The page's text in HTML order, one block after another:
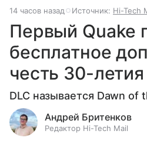
14 часов назад Источник: Hi-Tech
Первый Quake
бесплатное
честь 30-
DLC называется Dawn of
Андрей Бритенков
Редактор Hi-Tech Mail